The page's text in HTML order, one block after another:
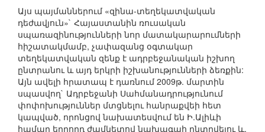
Այս պայմաններում «զինա-տեղեկատվական
դեժավյուն»` Հայաստանին ռուսական
սպառազինությունների նոր մատակարարումների
հիշատակմամբ, չափազանց օգտակար
տեղեկատվական զենք է ադրբեջանական իշխող
ընտրանու և այդ երկրի իշխանությունների ձեռքին:
Այն ավելի հրատապ է դառնում 2009թ. մարտին
սպասվող` Ադրբեջանի Սահմանադրությունում
փոփոխություններ մտցնելու հանրաքվեի հետ
կապված, որոնցով նախատեսվում են Ի.Ալիևի
համար երրորդ ժամկետով նախագահ ընտրվելու և,